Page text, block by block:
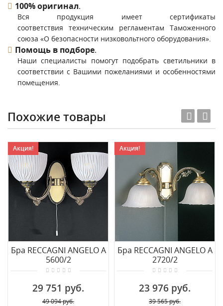
100% оригинал.
Вся продукция имеет сертификаты
соответствия техническим регламентам Таможенного
союза «О безопасности низковольтного оборудования».
Помощь в подборе.
Наши специалисты помогут подобрать светильники в
соответствии с Вашими пожеланиями и особенностями
помещения.
Похожие товары
Акция!
Бра RECCAGNI ANGELO A
5600/2
29 751 руб.
49 094 руб.
Акция!
Бра RECCAGNI ANGELO A
2720/2
23 976 руб.
39 565 руб.